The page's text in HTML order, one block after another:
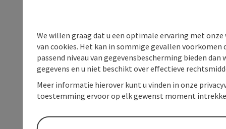
We willen graag dat u een optimale ervaring met
van cookies. Het kan in sommige gevallen voorkomen
passend niveau van gegevensbescherming bieden
gegevens en u niet beschikt over effectieve
Meer informatie hierover kunt u vinden in onze
toestemming ervoor op elk gewenst moment